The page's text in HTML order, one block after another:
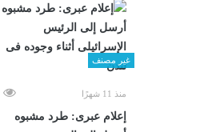
غير مصنف
منذ 11 شهرًا
إعلام عبرى: طرد مشبوه